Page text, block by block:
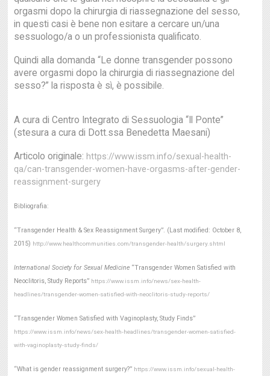
orgasmi dopo la chirurgia di riassegnazione del sesso,
in questi casi è bene non esitare a cercare un/una
sessuologo/a o un professionista qualificato.
Quindi alla domanda “Le donne transgender possono
avere orgasmi dopo la chirurgia di riassegnazione del
sesso?” la risposta è sì, è possibile.
A cura di Centro Integrato di Sessuologia “Il Ponte”
(stesura a cura di Dott.ssa Benedetta Maesani)
Articolo originale: https://www.issm.info/sexual-health-
qa/can-transgender-women-have-orgasms-after-gender-
reassignment-surgery
Bibliografia:
“Transgender Health & Sex Reassignment Surgery”. (Last modified: October 8,
2015) http://www.healthcommunities.com/transgender-health/surgery.shtml
International Society for Sexual Medicine “Transgender Women Satisfied with
Neoclitoris, Study Reports” https://www.issm.info/news/sex-health-
headlines/transgender-women-satisfied-with-neoclitoris-study-reports/
“Transgender Women Satisfied with Vaginoplasty, Study Finds”
https://www.issm.info/news/sex-health-headlines/transgender-women-satisfied-
with-vaginoplasty-study-finds/
“What is gender reassignment surgery?” https://www.issm.info/sexual-health-